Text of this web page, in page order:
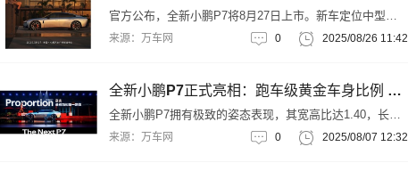
官方公布，全新小鹏P7将8月27日上市。新车定位中型轿
车，此前已经开启预售，意向金99元。
来源：万车网 0 2025/08/26 11:42
全新小鹏P7正式亮相：跑车级黄金车身比例 纯平发光LOGO
全新小鹏P7拥有极致的姿态表现，其宽高比达1.40，长高
比为3.57，轮高比是0.52，这样的跑车级黄金车身比例，
来源：万车网 0 2025/08/07 12:32